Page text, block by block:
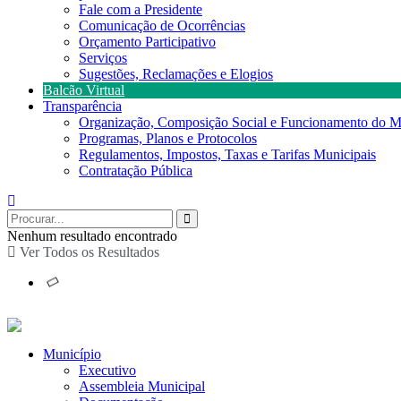
Fale com a Presidente
Comunicação de Ocorrências
Orçamento Participativo
Serviços
Sugestões, Reclamações e Elogios
Balcão Virtual
Transparência
Organização, Composição Social e Funcionamento do
Programas, Planos e Protocolos
Regulamentos, Impostos, Taxas e Tarifas Municipais
Contratação Pública
Nenhum resultado encontrado
Ver Todos os Resultados
Município
Executivo
Assembleia Municipal